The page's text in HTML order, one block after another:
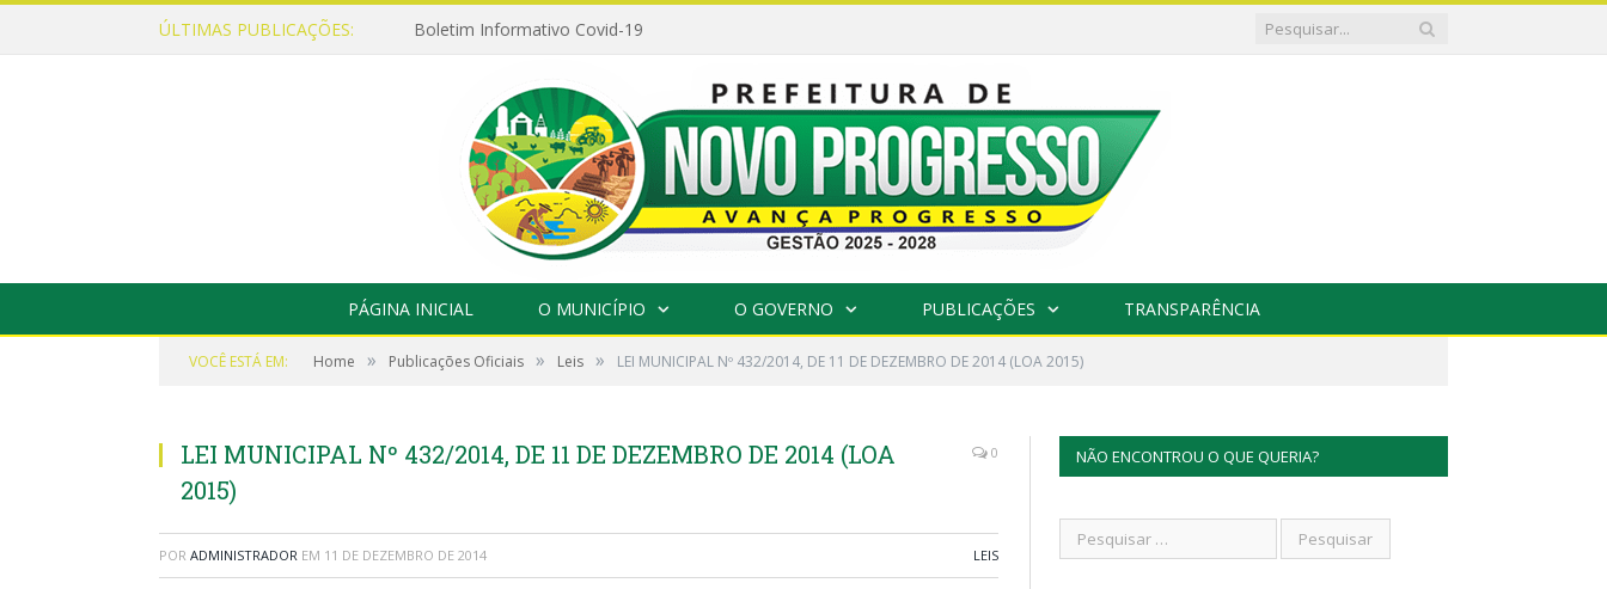
ÚLTIMAS PUBLICAÇÕES: Boletim Informativo Covid-19
PÁGINA INICIAL O MUNICÍPIO O GOVERNO PUBLICAÇÕES TRANSPARÊNCIA
VOCÊ ESTÁ EM: Home » Publicações Oficiais » Leis » LEI MUNICIPAL Nº 432/2014, DE 11 DE DEZEMBRO DE 2014 (LOA 2015)
LEI MUNICIPAL Nº 432/2014, DE 11 DE DEZEMBRO DE 2014 (LOA
2015)
0
POR ADMINISTRADOR EM 11 DE DEZEMBRO DE 2014 LEIS
NÃO ENCONTROU O QUE QUERIA?